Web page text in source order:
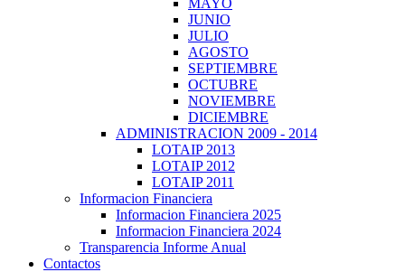
MAYO
JUNIO
JULIO
AGOSTO
SEPTIEMBRE
OCTUBRE
NOVIEMBRE
DICIEMBRE
ADMINISTRACION 2009 - 2014
LOTAIP 2013
LOTAIP 2012
LOTAIP 2011
Informacion Financiera
Informacion Financiera 2025
Informacion Financiera 2024
Transparencia Informe Anual
Contactos